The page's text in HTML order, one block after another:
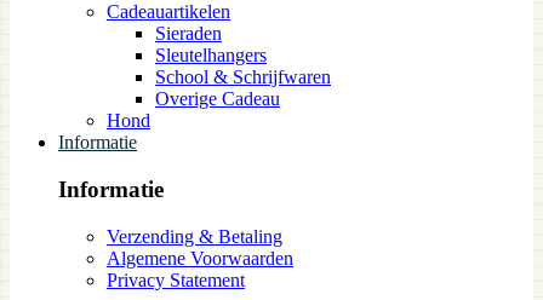
Cadeauartikelen
Sieraden
Sleutelhangers
School & Schrijfwaren
Overige Cadeau
Hond
Informatie
Informatie
Verzending & Betaling
Algemene Voorwaarden
Privacy Statement